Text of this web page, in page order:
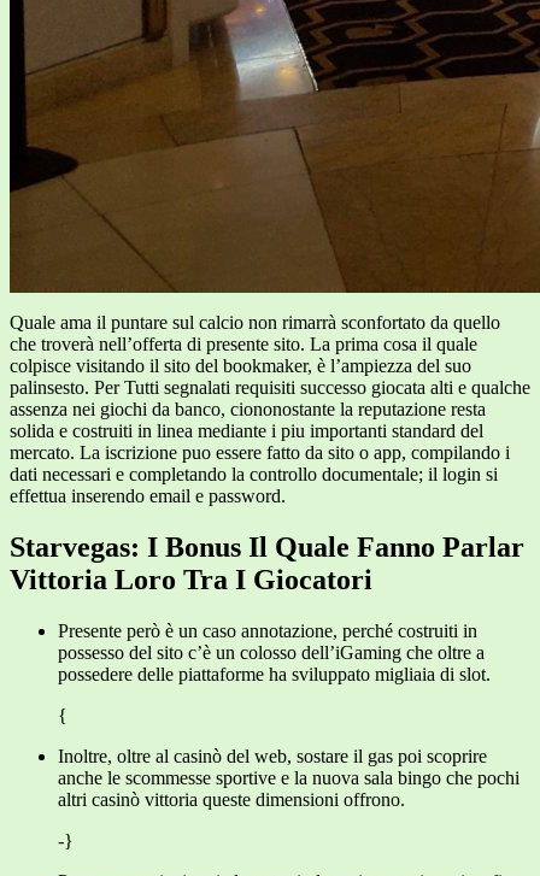
Quale ama il puntare sul calcio non rimarrà sconfortato da quello
che troverà nell’offerta di presente sito. La prima cosa il quale
colpisce visitando il sito del bookmaker, è l’ampiezza del suo
palinsesto. Per Tutti segnalati requisiti successo giocata alti e qualche
assenza nei giochi da banco, ciononostante la reputazione resta
solida e costruiti in linea mediante i piu importanti standard del
mercato. La iscrizione puo essere fatto da sito o app, compilando i
dati necessari e completando la controllo documentale; il login si
effettua inserendo email e password.
Starvegas: I Bonus Il Quale Fanno Parlar
Vittoria Loro Tra I Giocatori
Presente però è un caso annotazione, perché costruiti in
possesso del sito c’è un colosso dell’iGaming che oltre a
possedere delle piattaforme ha sviluppato migliaia di slot.
{
Inoltre, oltre al casinò del web, sostare il gas poi scoprire
anche le scommesse sportive e la nuova sala bingo che pochi
altri casinò vittoria queste dimensioni offrono.
-}